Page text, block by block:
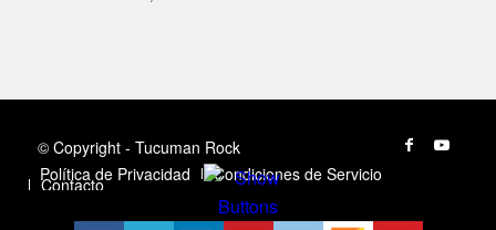
© Copyright - Tucuman Rock
Política de Privacidad
Condiciones de Servicio
Contacto